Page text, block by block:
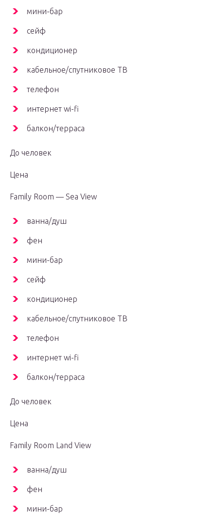
мини-бар
сейф
кондиционер
кабельное/спутниковое ТВ
телефон
интернет wi-fi
балкон/терраса
До человек
Цена
Family Room — Sea View
ванна/душ
фен
мини-бар
сейф
кондиционер
кабельное/спутниковое ТВ
телефон
интернет wi-fi
балкон/терраса
До человек
Цена
Family Room Land View
ванна/душ
фен
мини-бар